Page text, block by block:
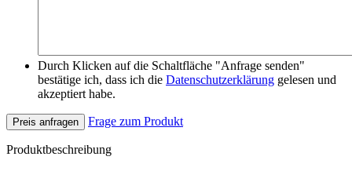
Durch Klicken auf die Schaltfläche "Anfrage senden"
bestätige ich, dass ich die Datenschutzerklärung gelesen und
akzeptiert habe.
Preis anfragen Frage zum Produkt
Produktbeschreibung